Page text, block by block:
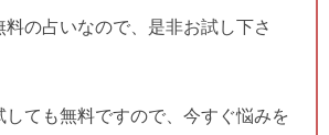
料の占いなので、是非お試し下さ
ても無料ですので、今すぐ悩みを